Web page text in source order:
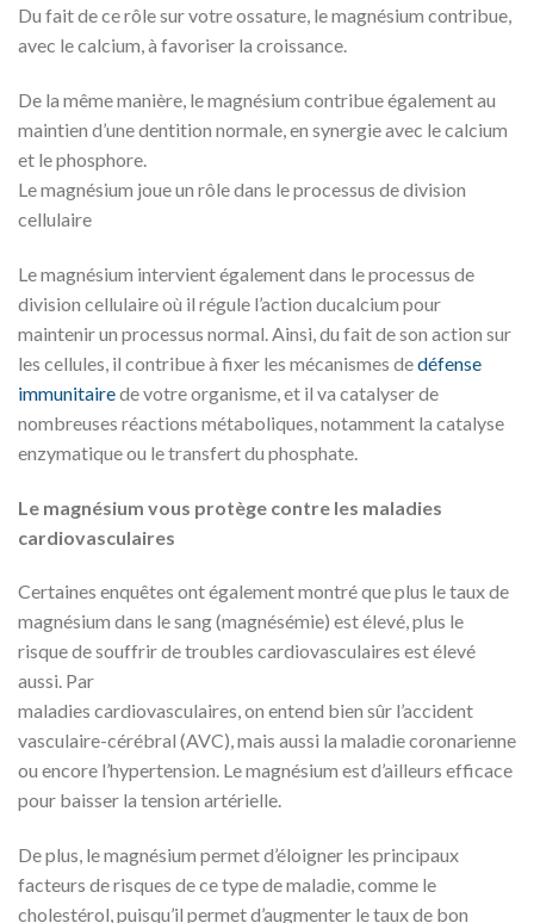
Du fait de ce rôle sur votre ossature, le magnésium contribue,
avec le calcium, à favoriser la croissance.
De la même manière, le magnésium contribue également au
maintien d’une dentition normale, en synergie avec le calcium
et le phosphore.
Le magnésium joue un rôle dans le processus de division
cellulaire
Le magnésium intervient également dans le processus de
division cellulaire où il régule l’action ducalcium pour
maintenir un processus normal. Ainsi, du fait de son action sur
les cellules, il contribue à fixer les mécanismes dedéfense
immunitairede votre organisme, et il va catalyser de
nombreuses réactions métaboliques, notamment la catalyse
enzymatique ou le transfert du phosphate.
Le magnésium vous protège contre les maladies
cardiovasculaires
Certaines enquêtes ont également montré que plus le taux de
magnésium dans le sang (magnésémie) est élevé, plus le
risque de souffrir de troubles cardiovasculaires est élevé
aussi. Par
maladies cardiovasculaires, on entend bien sûr l’accident
vasculaire-cérébral (AVC), mais aussi la maladie coronarienne
ou encore l’hypertension. Le magnésium est d’ailleurs efficace
pour baisser la tension artérielle.
De plus, le magnésium permet d’éloigner les principaux
facteurs de risques de ce type de maladie, comme le
cholestérol, puisqu’il permet d’augmenter le taux de bon